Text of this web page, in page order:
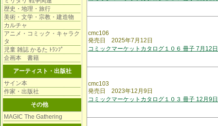
歴史・地理・旅行
美術・文学・宗教・建造物
カルチャ
アニメ・コミック・キャラク
タ
児童 雑誌 かるた ﾄﾗﾝﾌﾟ
企画本 書籍
アーティスト・出版社
サイン本
作家・出版社
その他
MAGIC The Gathering
cmc106
発売日 2025年7月12日
コミックマーケットカタログ１０６ 冊子 7月12
cmc103
発売日 2023年12月9日
コミックマーケットカタログ１０３ 冊子 12月9